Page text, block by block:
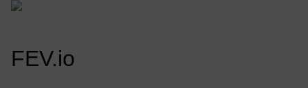
FEV.io